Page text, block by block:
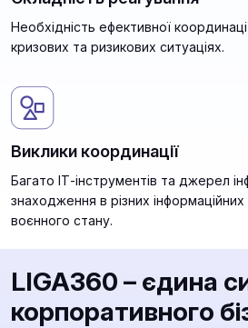
Необхідність ефективної
кризових та ризикових ситуаціях.
Виклики координації
Багато ІТ-інструментів та джерел
знаходження в різних
воєнного стану.
LIGA360 – єдина
корпоративного